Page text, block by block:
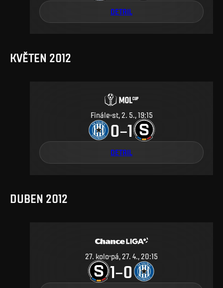
DETAIL
KVĚTEN 2012
Finále st, 2. 5., 19:15
0–1
DETAIL
DUBEN 2012
27. kolo pá, 27. 4., 20:15
1–0